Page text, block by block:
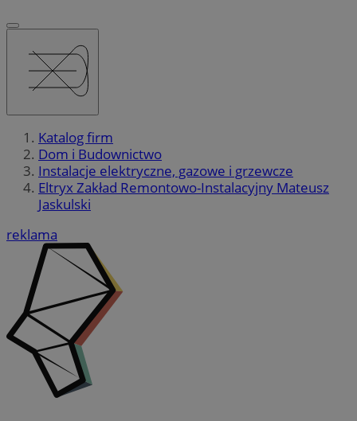
Katalog firm
Dom i Budownictwo
Instalacje elektryczne, gazowe i grzewcze
Eltryx Zakład Remontowo-Instalacyjny Mateusz
Jaskulski
reklama